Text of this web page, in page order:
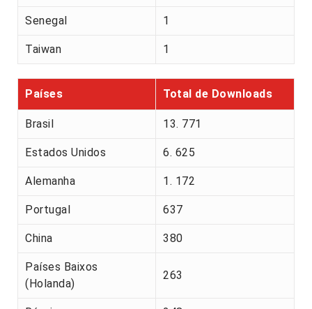
Senegal 1
Taiwan 1
Países Total de Downloads
Brasil 13. 771
Estados Unidos 6. 625
Alemanha 1. 172
Portugal 637
China 380
Países Baixos
(Holanda)
263